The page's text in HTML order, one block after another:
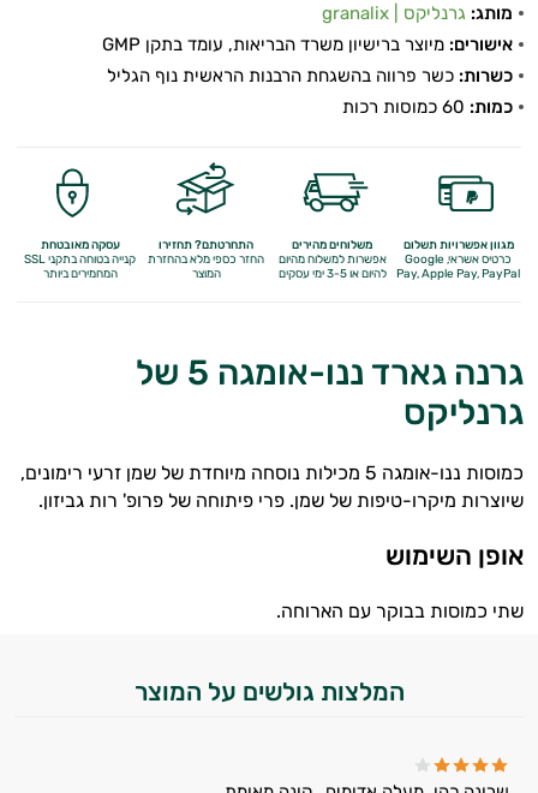
אייג'ינג
הגוף
מותג: גרנליקס | granalix
אישורים: מיוצר ברישיון משרד הבריאות, עומד בתקן GMP
כשרות: כשר פרווה בהשגחת הרבנות הראשית נוף הגליל
כמות:
מגוון אפשרויות תשלום
כרטיס אשראי, Google
Pay,Apple Pay, PayPal
משלוחים מהירים
אפשרות למשלוח מהיום
להיום או 3-5 ימי עסקים
התחרטתם? תחזירו
החזר כספי מלאבהחזרת
המוצר
עסקה מאובטחת
קנייה בטוחה בתקני SSL
המחמירים ביותר
גרנה גארד ננו-אומגה 5 של
גרנליקס
כמוסות ננו-אומגה 5 מכילות נוסחה מיוחדת של שמן זרעי רימונים,
שיוצרות מיקרו-טיפות של שמן. פרי פיתוחה של פרופ' רות גביזון.
אופן השימוש
שתי כמוסות בבוקר עם הארוחה.
המלצות גולשים על המוצר